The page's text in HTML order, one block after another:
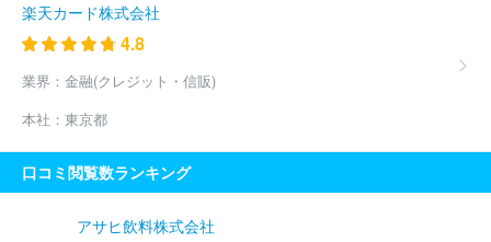
楽天カード株式会社
4.8
業界： 金融(クレジット・信販)
本社： 東京都
口コミ閲覧数ランキング
アサヒ飲料株式会社